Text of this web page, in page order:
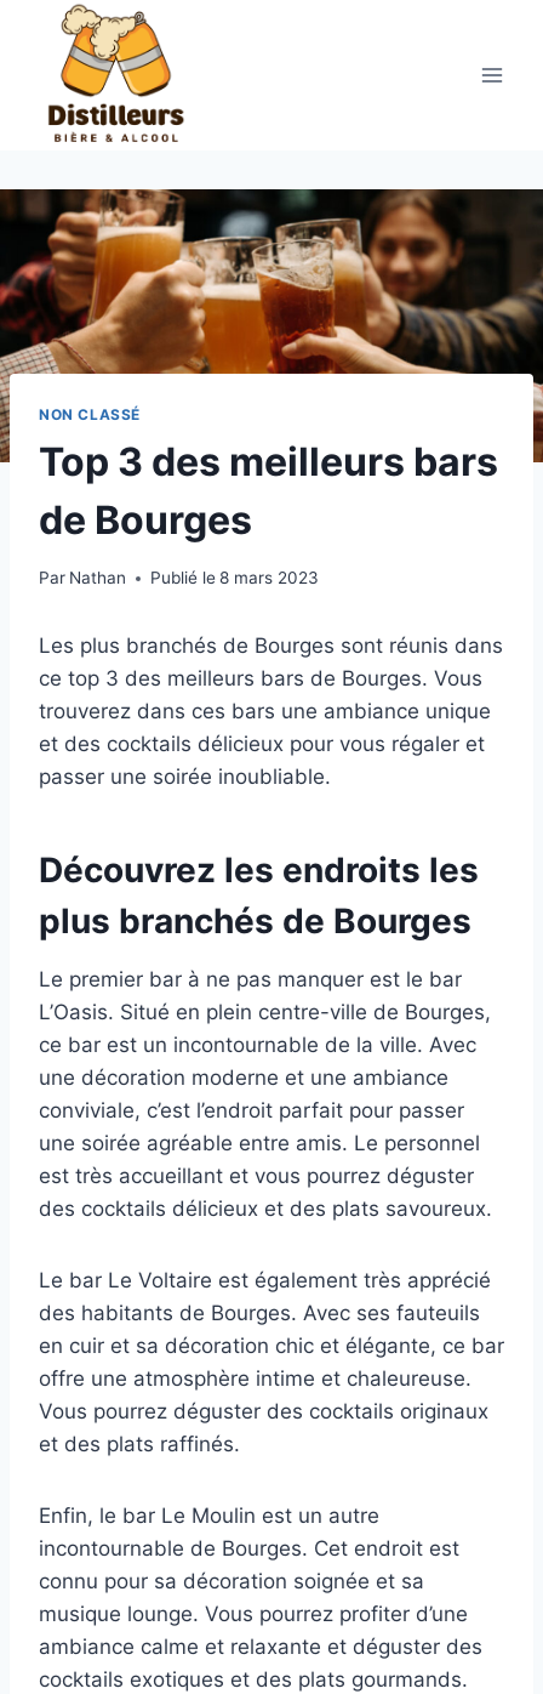
contenu
NON CLASSÉ
Top 3 des meilleurs bars
de Bourges
Par Nathan Publié le 8 mars 2023
Les plus branchés de Bourges sont réunis dans
ce top 3 des meilleurs bars de Bourges. Vous
trouverez dans ces bars une ambiance unique
et des cocktails délicieux pour vous régaler et
passer une soirée inoubliable.
Découvrez les endroits les
plus branchés de Bourges
Le premier bar à ne pas manquer est le bar
L’Oasis. Situé en plein centre-ville de Bourges,
ce bar est un incontournable de la ville. Avec
une décoration moderne et une ambiance
conviviale, c’est l’endroit parfait pour passer
une soirée agréable entre amis. Le personnel
est très accueillant et vous pourrez déguster
des cocktails délicieux et des plats savoureux.
Le bar Le Voltaire est également très apprécié
des habitants de Bourges. Avec ses fauteuils
en cuir et sa décoration chic et élégante, ce bar
offre une atmosphère intime et chaleureuse.
Vous pourrez déguster des cocktails originaux
et des plats raffinés.
Enfin, le bar Le Moulin est un autre
incontournable de Bourges. Cet endroit est
connu pour sa décoration soignée et sa
musique lounge. Vous pourrez profiter d’une
ambiance calme et relaxante et déguster des
cocktails exotiques et des plats gourmands.